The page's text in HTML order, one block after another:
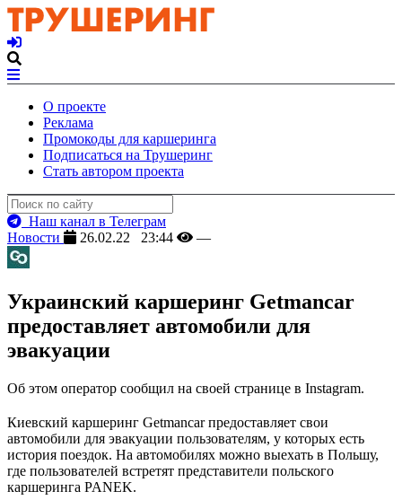
О проекте
Реклама
Промокоды для каршеринга
Подписаться на Трушеринг
Стать автором проекта
Наш канал в Телеграм
Новости
26.02.22 23:44 —
Украинский каршеринг Getmancar
предоставляет автомобили для
эвакуации
Об этом оператор сообщил на своей странице в Instagram.
Киевский каршеринг Getmancar предоставляет свои
автомобили для эвакуации пользователям, у которых есть
история поездок. На автомобилях можно выехать в Польшу,
где пользователей встретят представители польского
каршеринга PANEK.